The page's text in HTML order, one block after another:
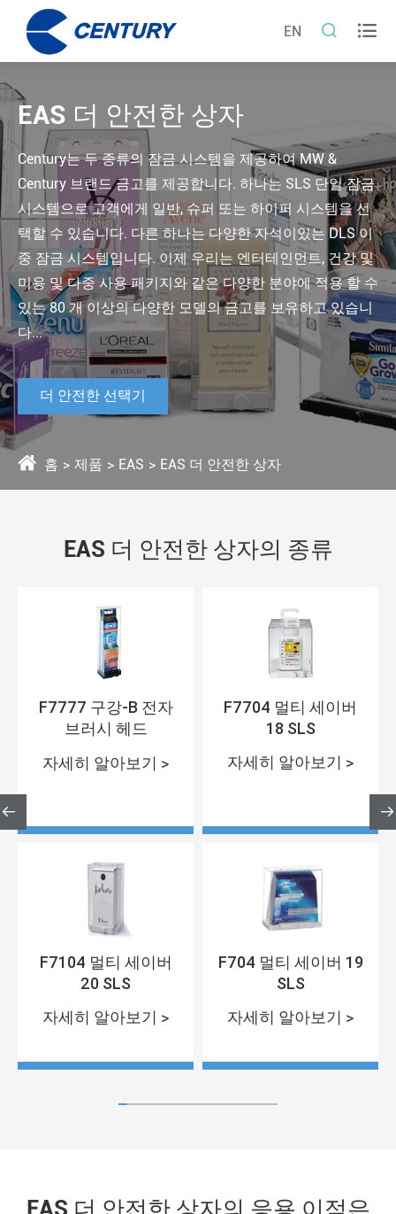
EN  
EAS 더 안전한 상자
Century는 두 종류의 잠금 시스템을 제공하여 MW &
Century 브랜드 금고를 제공합니다. 하나는 SLS 단일 잠금
시스템으로 고객에게 일반, 슈퍼 또는 하이퍼 시스템을 선
택할 수 있습니다. 다른 하나는 다양한 자석이있는 DLS 이
중 잠금 시스템입니다. 이제 우리는 엔터테인먼트, 건강 및
미용 및 다중 사용 패키지와 같은 다양한 분야에 적용 할 수
있는 80 개 이상의 다양한 모델의 금고를 보유하고 있습니
다...
더 안전한 선택기
홈 제품 EAS EAS 더 안전한 상자
EAS 더 안전한 상자의 종류
F7777 구강-B 전자
브러시 헤드
자세히 알아보기 >
F7704 멀티 세이버
18 SLS
자세히 알아보기 >
F7104 멀티 세이버
20 SLS
자세히 알아보기 >
F704 멀티 세이버 19
SLS
자세히 알아보기 >
 